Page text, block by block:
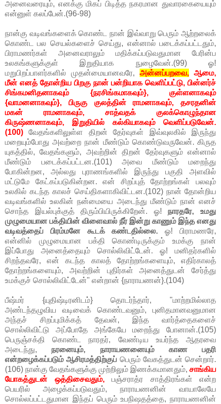
அனைவரையும், எனக்கு மிகப் பிடித்த நகரமான துவாரகையையும்
என்னுள் கலப்பேன்.(96-98)
நான்கு வடிவங்களைக் கொண்ட நான் இவ்வாறு பெரும் ஆற்றலைக்
கொண்ட பல செயல்களைச் செய்து, என்னால் படைக்கப்பட்டதும்,
பிராமணர்கள் அனைவராலும் மதிக்கப்படுவதுமான பேரின்ப
உலகங்களுக்குள் இறுதியாக நுழைவேன்.(99) ஓ!
மறுபிறப்பாளர்களில் முதன்மையானவரே, அன்னப்பறவை, ஆமை,
மீன் எனத் தோன்றிய பிறகு நான் பன்றியாக வெளிப்பட்டு, பின்னர்ச்
சிங்கமனிதனாகவும் {நரசிங்கமாகவும்}, குள்ளனாகவும்
{வாமனனாகவும்}, பிருகு குலத்தின் ராமனாகவும், தசரதனின்
மகன் ராமனாகவும், சாத்வதக் குலக்கொழுந்தான
கிருஷ்ணனாகவும், இறுதியில் கல்கியாகவும் வெளிப்படுவேன்.
(100) வேதங்களிலுள்ள திறன் தேர்வுகள் இவ்வுலகில் இருந்து
மறையும்போது அவற்றை நான் மீண்டும் கொண்டுவருவேன். கிருத
யுகத்தில், வேதங்களும், அவற்றின் திறன் தேர்வுகளும் என்னால்
மீண்டும் படைக்கப்பட்டன.(101) அவை மீண்டும் மறைந்து
போகின்றன, அல்லது புராணங்களில் இருந்து பகுதி அளவில்
மட்டுமே கேட்கப்படுகின்றன. என் சிறப்புத் தோற்றங்கள் பலவும்
உலகில் கடந்த காலச் செய்திகளாகிவிட்டன.(102) நான் தோன்றிய
வடிவங்களில் உலகின் நன்மையை அடைந்து மீண்டும் நான் எனச்
சொந்த இயல்புக்குத் திரும்பியிருக்கிறேன். ஓ!நாரதரே, உமது
முழுமையான பக்தியின் விளைவால் நீர் இன்று காணும் இந்த எனது
வடிவத்தைப் பிரம்மனே கூடக் கண்டதில்லை. ஓ! பிராமணரே,
என்னில் முழுமையான பக்தி கொண்டிருக்கும் உமக்கு நான்
இப்போது அனைத்தையும் சொல்லிவிட்டேன். ஓ! மனிதர்களில்
சிறந்தவரே, என் கடந்த காலத் தோற்றங்களையும், எதிர்காலத்
தோற்றங்களையும், அவற்றின் புதிர்கள் அனைத்துடன் சேர்த்து
உமக்குச் சொல்லிவிட்டேன்" என்றான் {நாராயணன்}.(104)
பீஷ்மர் {யுதிஷ்டிரனிடம்} தொடர்ந்தார், "மாற்றமில்லாத
அண்டந்தழுவிய வடிவைக் கொண்டவனும், புனிதமானவனுமான
அந்தச் சிறப்புமிக்கத் தேவன், இந்த வார்த்தைகளைச்
சொல்லிவிட்டு அப்போதே அங்கேயே மறைந்து போனான்.(105)
பெருஞ்சக்தி கொண்ட நாரதர், வேண்டிய உயர்ந்த ஆதரவை
அடைந்து, நரனையும், நாராயணனையும் காண பதரி
என்றழைக்கப்படும் ஆசிரமத்திற்குப் பெரும் வேகத்துடன் சென்றார்.
(106) நான்கு வேதங்களுக்கு முற்றிலும் இணக்கமானதும், சாங்கிய
யோகத்துடன் ஒத்திசைவதும், பஞ்சராத்ர சாத்திரங்கள் என்ற
பெயரில் அழைக்கப்படுவதும், நாராயணனின் வாயாலேயே
சொல்லப்பட்டதுமான இந்தப் பெரும் உபநிஷதத்தை, நாராயணனின்